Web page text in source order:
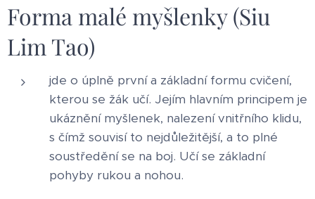
Forma malé myšlenky (Siu
Lim Tao)
jde o úplně první a základní formu cvičení,
kterou se žák učí. Jejím hlavním principem je
ukáznění myšlenek, nalezení vnitřního klidu,
s čímž souvisí to nejdůležitější, a to plné
soustředění se na boj. Učí se základní
pohyby rukou a nohou.